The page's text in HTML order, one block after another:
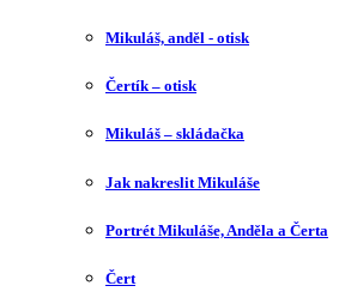
Mikuláš, anděl - otisk
Čertík – otisk
Mikuláš – skládačka
Jak nakreslit Mikuláše
Portrét Mikuláše, Anděla a Čerta
Čert